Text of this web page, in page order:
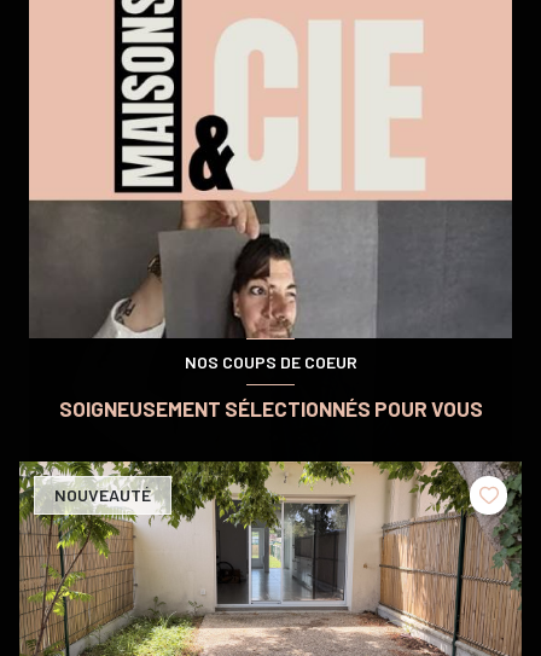
NOS COUPS DE COEUR
SOIGNEUSEMENT SÉLECTIONNÉS POUR VOUS
NOUVEAUTÉ